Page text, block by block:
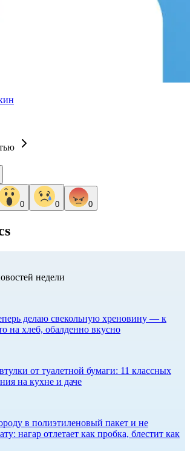
0 0 0
недели
делаю свекольную хреновину — к
на хлеб, обалденно вкусно
от туалетной бумаги: 11 классных
на кухне и даче
в полиэтиленовый пакет и не
нагар отлетает как пробка, блестит как